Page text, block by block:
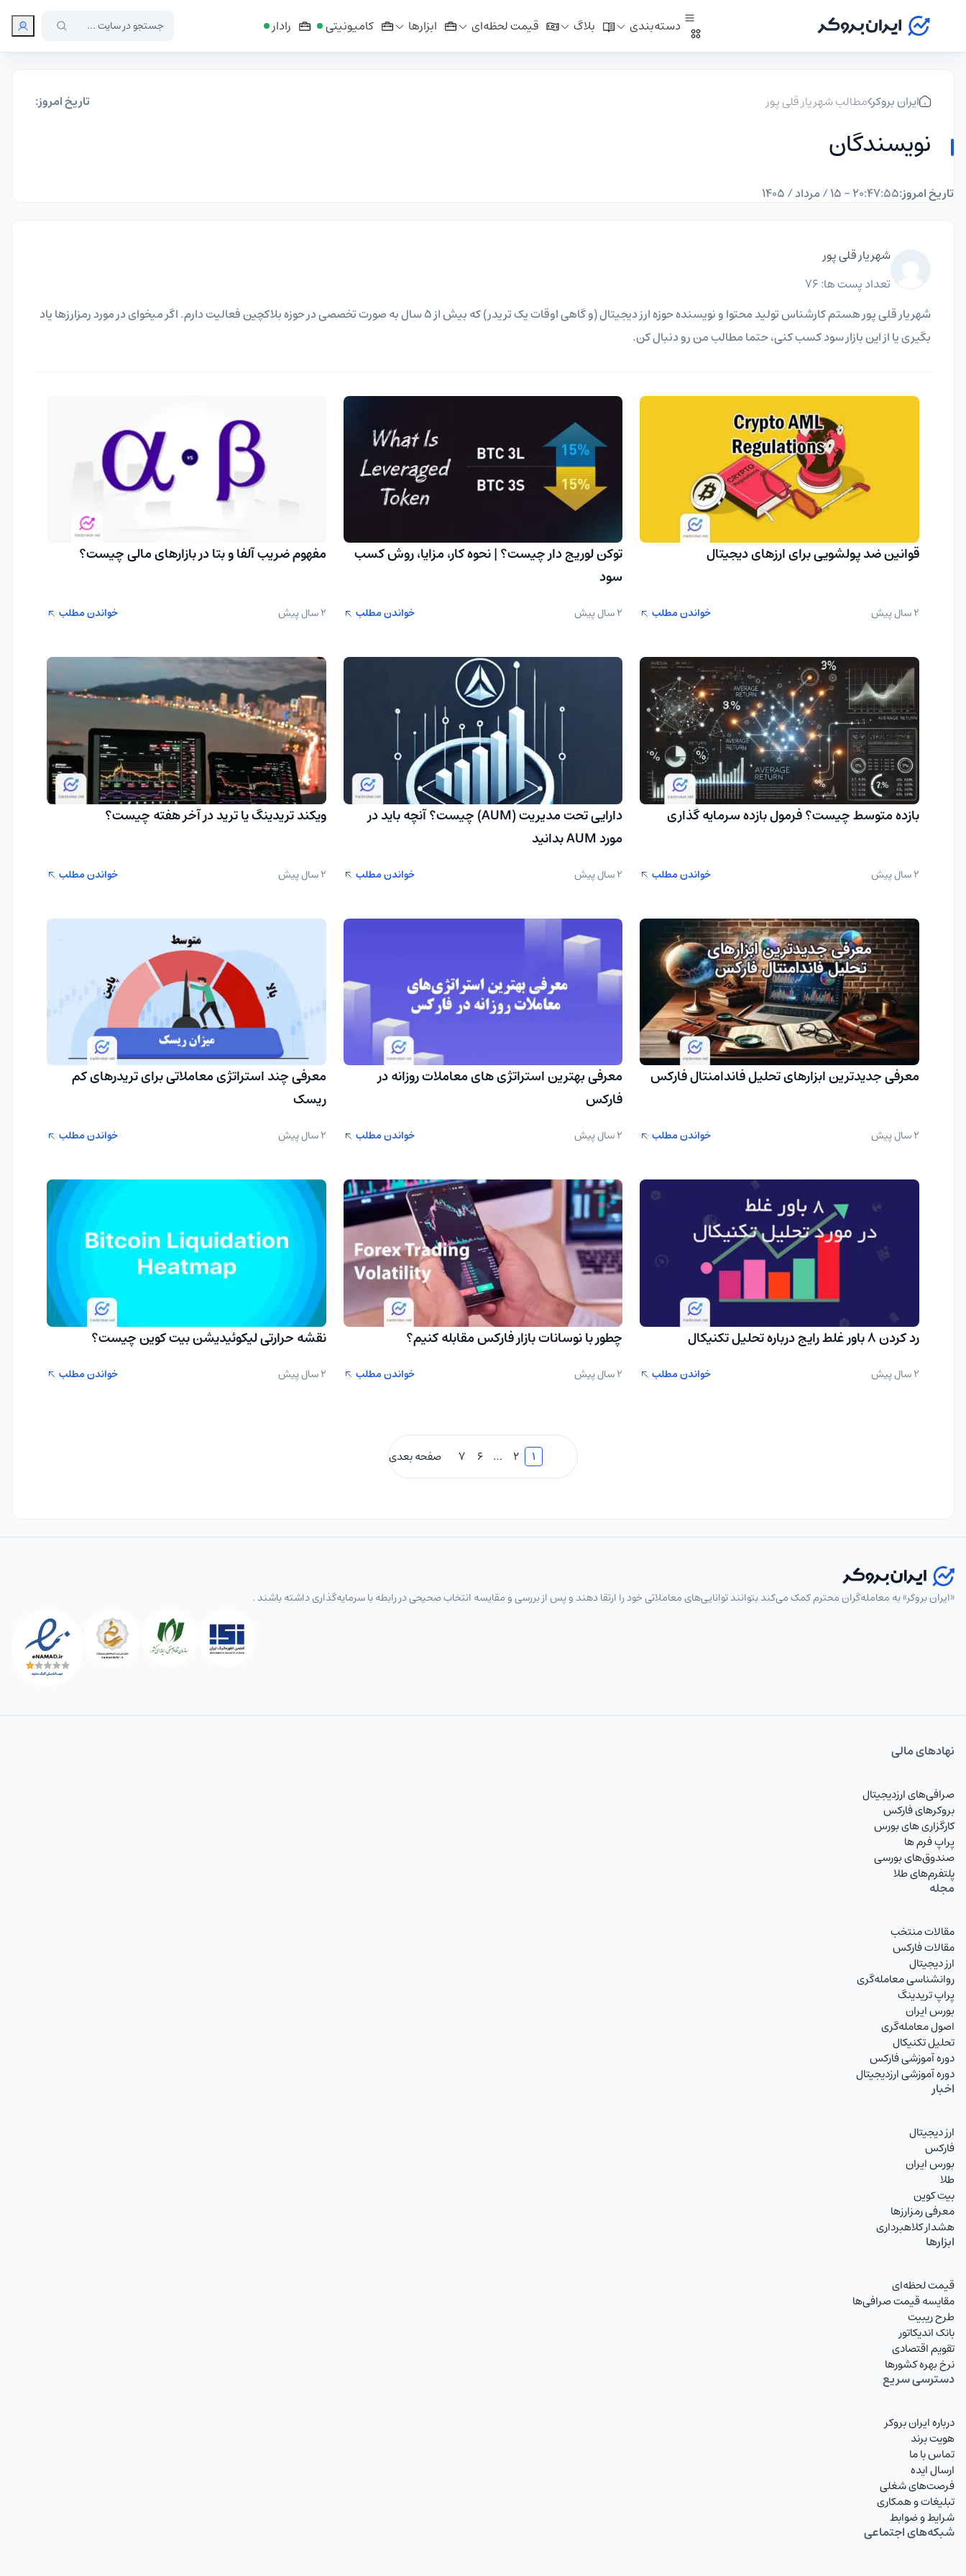
دسته‌بندی بلاگ قیمت لحظه‌ای ابزار‌ها کامیونیتی رادار
ایران بروکر مطالب شهریار قلی پور تاریخ امروز:
نویسندگان
تاریخ امروز:۲۰:۴۷:۵۶ - ۱۵ / مرداد / ۱۴۰۵
شهریار قلی پور
تعداد پست ها: 76
شهریار قلی پور هستم کارشناس تولید محتوا و نویسنده حوزه ارز دیجیتال (و گاهی اوقات یک تریدر) که بیش از ۵ سال به صورت تخصصی در حوزه بلاکچین فعالیت دارم. اگر میخوای در مورد رمزارزها یاد
بگیری یا از این بازار سود کسب کنی، حتما مطالب من رو دنبال کن.
قوانین ضد پولشویی برای ارزهای دیجیتال
2 سال پیش خواندن مطلب
توکن لوریج دار چیست؟ | نحوه کار، مزایا، روش کسب
سود
2 سال پیش خواندن مطلب
مفهوم ضریب آلفا و بتا در بازارهای مالی چیست؟
2 سال پیش خواندن مطلب
بازده متوسط چیست؟ فرمول بازده سرمایه گذاری
2 سال پیش خواندن مطلب
دارایی تحت مدیریت (AUM) چیست؟ آنچه باید در
مورد AUM بدانید
2 سال پیش خواندن مطلب
ویکند تریدینگ یا ترید در آخر هفته چیست؟
2 سال پیش خواندن مطلب
معرفی جدیدترین ابزارهای تحلیل فاندامنتال فارکس
2 سال پیش خواندن مطلب
معرفی بهترین استراتژی های معاملات روزانه در
فارکس
2 سال پیش خواندن مطلب
معرفی چند استراتژی معاملاتی برای تریدرهای کم
ریسک
2 سال پیش خواندن مطلب
رد کردن ۸ باور غلط رایج درباره تحلیل تکنیکال
2 سال پیش خواندن مطلب
چطور با نوسانات بازار فارکس مقابله کنیم؟
2 سال پیش خواندن مطلب
نقشه حرارتی لیکوئیدیشن بیت کوین چیست؟
2 سال پیش خواندن مطلب
1
2
…
6
7 صفحه بعدی
«ایران بروکر» به معامله‌گران محترم کمک می‌کند بتوانند توانایی‌های معاملاتی خود را ارتقا دهند و پس از بررسی و مقایسه انتخاب‌ صحیحی در رابطه با سرمایه‌گذاری داشته باشند .
نهاد‌های مالی
صرافی‌های ارزدیجیتال
بروکرهای فارکس
کارگزاری های بورس
پراپ فرم ها
صندوق‌های بورسی
پلتفرم‌های طلا
مجله
مقالات منتخب
مقالات فارکس
ارز دیجیتال
روانشناسی معامله‌گری
پراپ تریدینگ
بورس ایران
اصول معامله‌گری
تحلیل تکنیکال
دوره آموزشی فارکس
دوره آموزشی ارزدیجیتال
اخبار
ارز دیجیتال
فارکس
بورس ایران
طلا
بیت کوین
معرفی رمزارزها
هشدار کلاهبرداری
ابزارها
قیمت لحظه‌ای
مقایسه قیمت صرافی‌ها
طرح ریبیت
بانک اندیکاتور
تقویم اقتصادی
نرخ بهره کشورها
دسترسی سریع
درباره ایران بروکر
هویت برند
تماس با ما
ارسال ایده
فرصت‌های شغلی
تبلیغات و همکاری
شرایط و ضوابط
شبکه‌های اجتماعی